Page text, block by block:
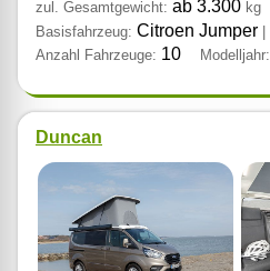
zul. Gesamtgewicht: ab 3.300 kg
Basisfahrzeug: Citroen Jumper |
Anzahl Fahrzeuge: 10 Modelljahr:
Duncan